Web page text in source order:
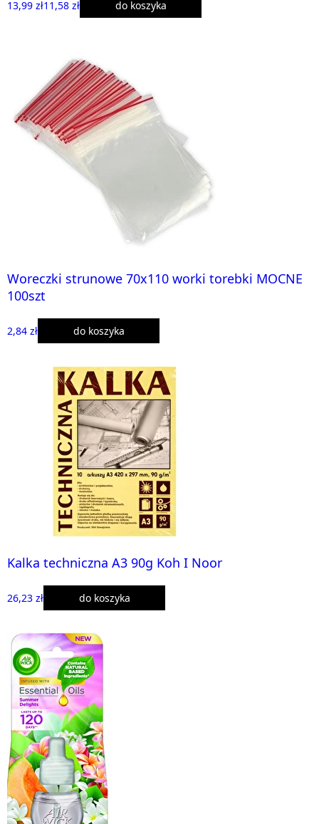
13,99 zł11,58 zł do koszyka
Woreczki strunowe 70x110 worki torebki MOCNE
100szt
2,84 zł do koszyka
Kalka techniczna A3 90g Koh I Noor
26,23 zł do koszyka